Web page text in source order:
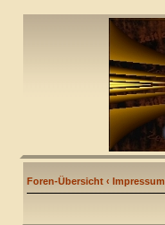
Foren-Übersicht ‹ Impressum